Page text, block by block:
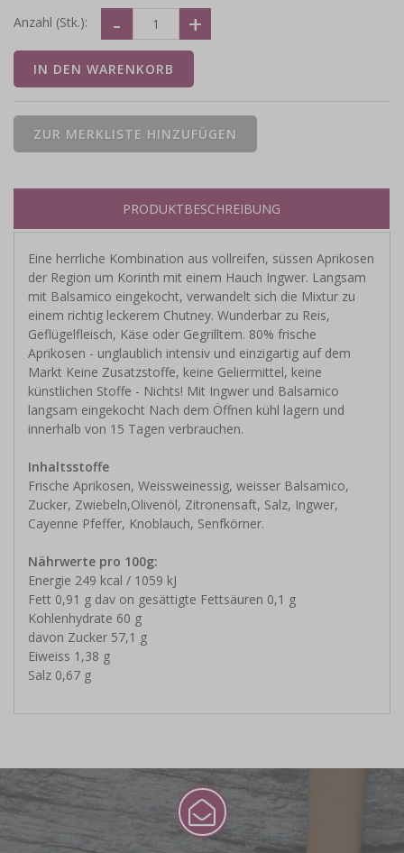
Anzahl (Stk.):
PRODUKTBESCHREIBUNG
Eine herrliche Kombination aus vollreifen, süssen Aprikosen
der Region um Korinth mit einem Hauch Ingwer. Langsam
mit Balsamico eingekocht, verwandelt sich die Mixtur zu
einem richtig leckerem Chutney. Wunderbar zu Reis,
Geflügelfleisch, Käse oder Gegrilltem. 80% frische
Aprikosen - unglaublich intensiv und einzigartig auf dem
Markt Keine Zusatzstoffe, keine Geliermittel, keine
künstlichen Stoffe - Nichts! Mit Ingwer und Balsamico
langsam eingekocht Nach dem Öffnen kühl lagern und
innerhalb von 15 Tagen verbrauchen.
Inhaltsstoffe
Frische Aprikosen, Weissweinessig, weisser Balsamico,
Zucker, Zwiebeln,Olivenöl, Zitronensaft, Salz, Ingwer,
Cayenne Pfeffer, Knoblauch, Senfkörner.
Nährwerte pro 100g:
Energie 249 kcal / 1059 kJ
Fett 0,91 g dav on gesättigte Fettsäuren 0,1 g
Kohlenhydrate 60 g
davon Zucker 57,1 g
Eiweiss 1,38 g
Salz 0,67 g